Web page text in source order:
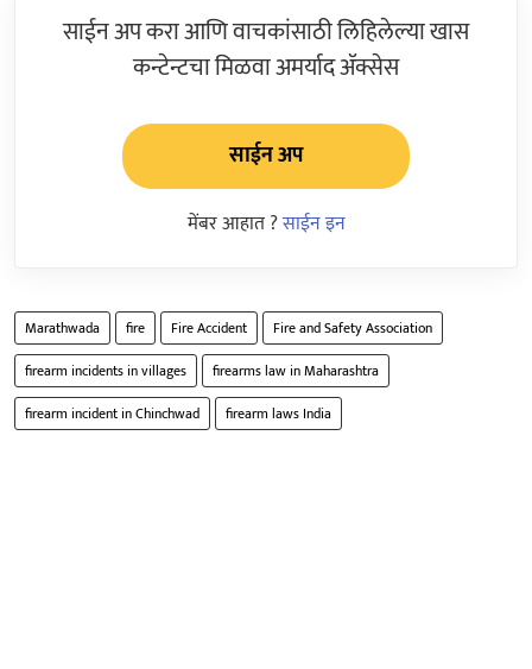
साईन अप करा आणि वाचकांसाठी लिहिलेल्या खास
कन्टेन्टचा मिळवा अमर्याद ॲक्सेस
साईन अप
मेंबर आहात ?साईन इन
Marathwada fire Fire Accident
Fire and Safety Association
firearm incidents in villages
firearms law in Maharashtra
firearm incident in Chinchwad
firearm laws India